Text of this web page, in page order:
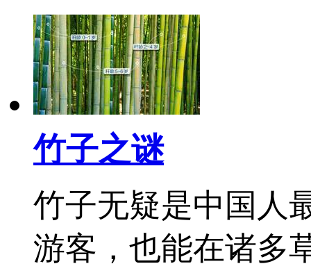
竹子之谜
竹子无疑是中国人
游客，也能在诸多